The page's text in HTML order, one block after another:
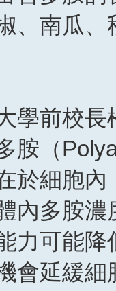
、南瓜、
學前校長
胺（
於細胞內
內多胺濃
力可能降
會延緩細